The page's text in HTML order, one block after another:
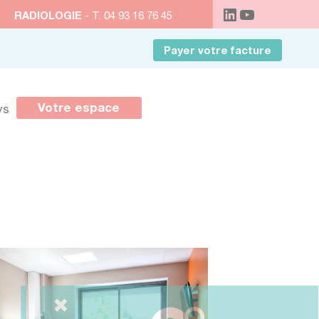
RADIOLOGIE - T. 04 93 16 76 45
Payer votre facture
Votre espace